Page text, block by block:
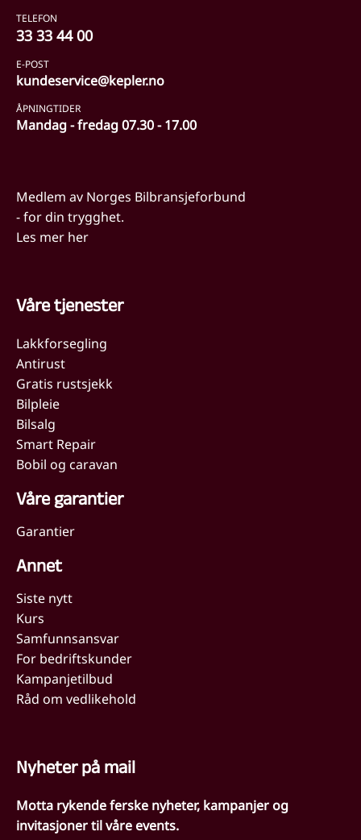
TELEFON
33 33 44 00
E-POST
kundeservice@kepler.no
ÅPNINGTIDER
Mandag - fredag 07.30 - 17.00
Medlem av Norges Bilbransjeforbund
- for din trygghet.
Les mer her
Våre tjenester
Lakkforsegling
Antirust
Gratis rustsjekk
Bilpleie
Bilsalg
Smart Repair
Bobil og caravan
Våre garantier
Garantier
Annet
Siste nytt
Kurs
Samfunnsansvar
For bedriftskunder
Kampanjetilbud
Råd om vedlikehold
Nyheter på mail
Motta rykende ferske nyheter, kampanjer og
invitasjoner til våre events.